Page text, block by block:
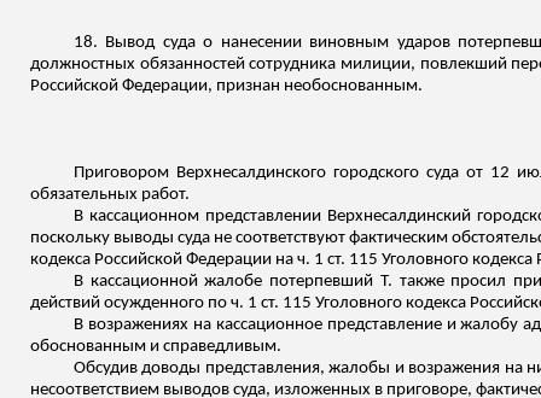
18. Вывод суда о нанесении виновным ударов
должностных обязанностей сотрудника милиции, повлекший
Российской Федерации, признан необоснованным.
Приговором Верхнесалдинского городского суда от 12
обязательных работ.
В кассационном представлении Верхнесалдинский
поскольку выводы суда не соответствуют фактическим
кодекса Российской Федерации на ч. 1 ст. 115 Уголовного
В кассационной жалобе потерпевший Т. также просил
действий осужденного по ч. 1 ст. 115 Уголовного кодекса
В возражениях на кассационное представление и жалобу
обоснованным и справедливым.
Обсудив доводы представления, жалобы и возражения на
несоответствием выводов суда, изложенных в приговоре,